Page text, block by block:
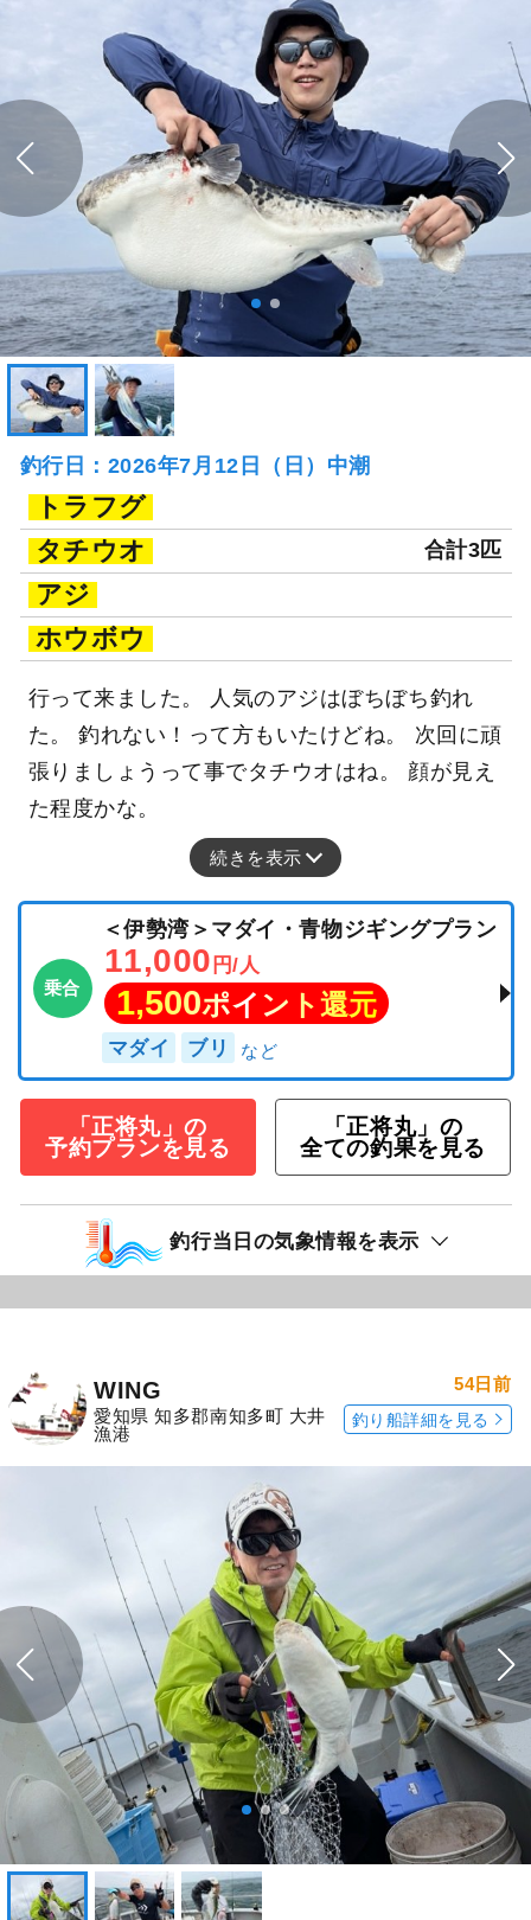
釣行日：2026年7月12日（日）中潮
トラフグ
タチウオ
合計3匹
アジ
ホウボウ
行って来ました。 人気のアジはぼちぼち釣れ
た。 釣れない！って方もいたけどね。 次回に頑
張りましょうって事でタチウオはね。 顔が見え
た程度かな。
続きを表示
乗合
＜伊勢湾＞マダイ・青物ジギングプラン
11,000 円/人
1,500ポイント還元
マダイ ブリ
「正将丸」の
予約プランを見る
「正将丸」の
全ての釣果を見る
釣行当日の気象情報を表示
WING
愛知県 知多郡南知多町 大井
漁港
54日前
釣り船詳細を見る